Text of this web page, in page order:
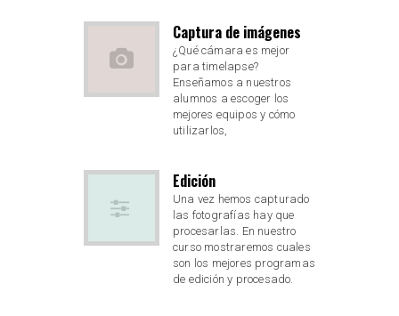
Captura de imágenes
¿Qué cámara es mejor
para timelapse?
Enseñamos a nuestros
alumnos a escoger los
mejores equipos y cómo
utilizarlos,
Edición
Una vez hemos capturado
las fotografías hay que
procesarlas. En nuestro
curso mostraremos cuales
son los mejores programas
de edición y procesado.